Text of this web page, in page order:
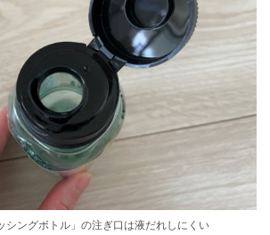
シングボトル」の注ぎ口は液だれしにくい